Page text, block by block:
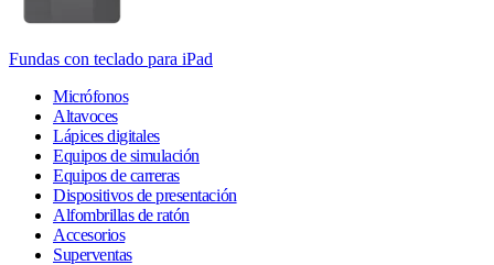
Fundas con teclado para iPad
Micrófonos
Altavoces
Lápices digitales
Equipos de simulación
Equipos de carreras
Dispositivos de presentación
Alfombrillas de ratón
Accesorios
Superventas